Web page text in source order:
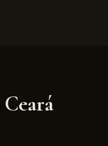
Ceará